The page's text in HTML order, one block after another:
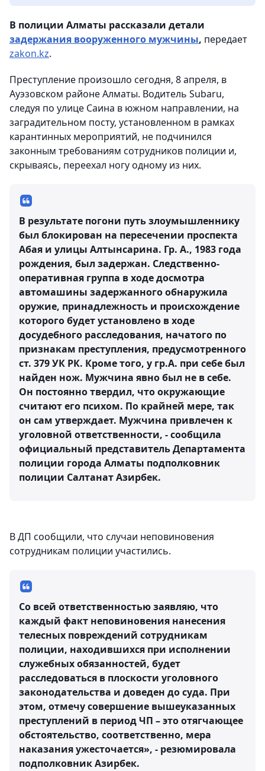
В полиции Алматы рассказали детали
задержания вооруженного мужчины, передает
zakon.kz.
Преступление произошло сегодня, 8 апреля, в
Ауэзовском районе Алматы. Водитель Subaru,
следуя по улице Саина в южном направлении, на
заградительном посту, установленном в рамках
карантинных мероприятий, не подчинился
законным требованиям сотрудников полиции и,
скрываясь, переехал ногу одному из них.
В результате погони путь злоумышленнику
был блокирован на пересечении проспекта
Абая и улицы Алтынсарина. Гр. А., 1983 года
рождения, был задержан. Следственно-
оперативная группа в ходе досмотра
автомашины задержанного обнаружила
оружие, принадлежность и происхождение
которого будет установлено в ходе
досудебного расследования, начатого по
признакам преступления, предусмотренного
ст. 379 УК РК. Кроме того, у гр.А. при себе был
найден нож. Мужчина явно был не в себе.
Он постоянно твердил, что окружающие
считают его психом. По крайней мере, так
он сам утверждает. Мужчина привлечен к
уголовной ответственности, - сообщила
официальный представитель Департамента
полиции города Алматы подполковник
полиции Салтанат Азирбек.
В ДП сообщили, что случаи неповиновения
сотрудникам полиции участились.
Со всей ответственностью заявляю, что
каждый факт неповиновения нанесения
телесных повреждений сотрудникам
полиции, находившихся при исполнении
служебных обязанностей, будет
расследоваться в плоскости уголовного
законодательства и доведен до суда. При
этом, отмечу совершение вышеуказанных
преступлений в период ЧП – это отягчающее
обстоятельство, соответственно, мера
наказания ужесточается», - резюмировала
подполковник Азирбек.